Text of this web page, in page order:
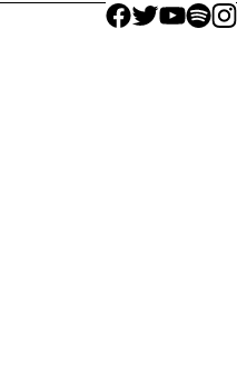
facebook icon
facebook
facebook